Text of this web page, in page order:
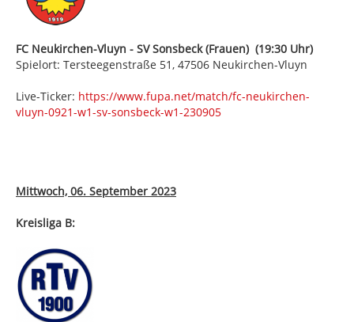
FC Neukirchen-Vluyn - SV Sonsbeck (Frauen) (19:30 Uhr)
Spielort: Tersteegenstraße 51, 47506 Neukirchen-Vluyn
Live-Ticker: https://www.fupa.net/match/fc-neukirchen-
vluyn-0921-w1-sv-sonsbeck-w1-230905
Mittwoch, 06. September 2023
Kreisliga B: